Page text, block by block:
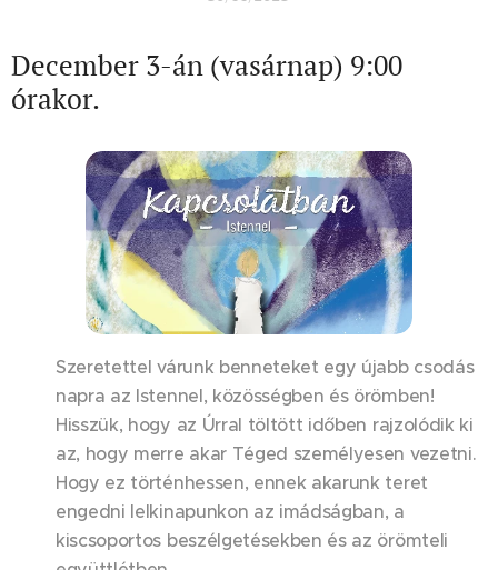
December 3-án (vasárnap) 9:00
órakor.
Szeretettel várunk benneteket egy újabb csodás
napra az Istennel, közösségben és örömben!
Hisszük, hogy az Úrral töltött időben rajzolódik ki
az, hogy merre akar Téged személyesen vezetni.
Hogy ez történhessen, ennek akarunk teret
engedni lelkinapunkon az imádságban, a
kiscsoportos beszélgetésekben és az örömteli